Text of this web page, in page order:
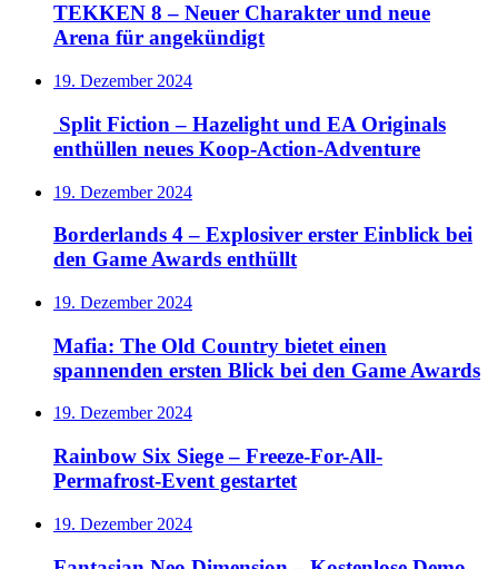
TEKKEN 8 – Neuer Charakter und neue
Arena für angekündigt
19. Dezember 2024
Split Fiction – Hazelight und EA Originals
enthüllen neues Koop-Action-Adventure
19. Dezember 2024
Borderlands 4 – Explosiver erster Einblick bei
den Game Awards enthüllt
19. Dezember 2024
Mafia: The Old Country bietet einen
spannenden ersten Blick bei den Game Awards
19. Dezember 2024
Rainbow Six Siege – Freeze-For-All-
Permafrost-Event gestartet
19. Dezember 2024